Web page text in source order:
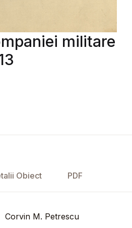
militare
Obiect PDF
Corvin M. Petrescu